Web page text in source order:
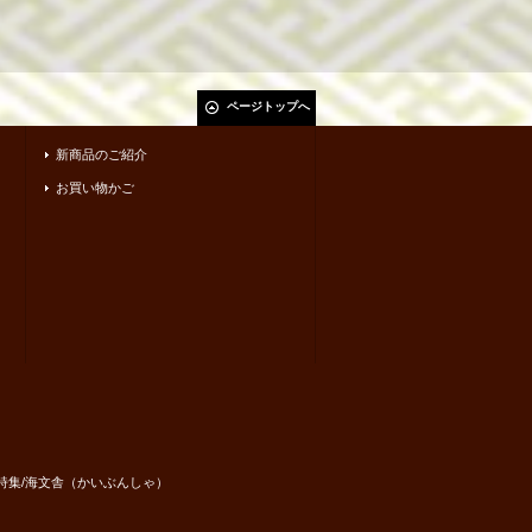
ページトップへ
新商品のご紹介
お買い物かご
/海文舎（かいぶんしゃ）